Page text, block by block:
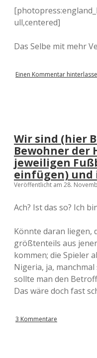
ull,centered]
Das Selbe mit mehr
Einen Kommentar
Wir sind (hier
Bewohner der
jeweiligen
einfügen) und
Veröffentlicht am 28.
Ach? Ist das so? Ich
Könnte daran liegen,
größtenteils aus
kommen; die Spieler
Nigeria, ja, manchmal
sollte man den
Das wäre doch fast
3 Kommentare